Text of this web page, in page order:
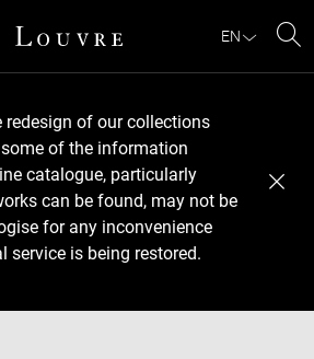
EN
redesign of our collections
of the information
catalogue, particularly
can be found, may not be
for any inconvenience
service is being restored.